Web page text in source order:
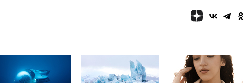
Лидеры сборной
РФ по гимнастике получили
вчера, 21:15
Пентагон
опубликовал 16 новых видео с
НЛО